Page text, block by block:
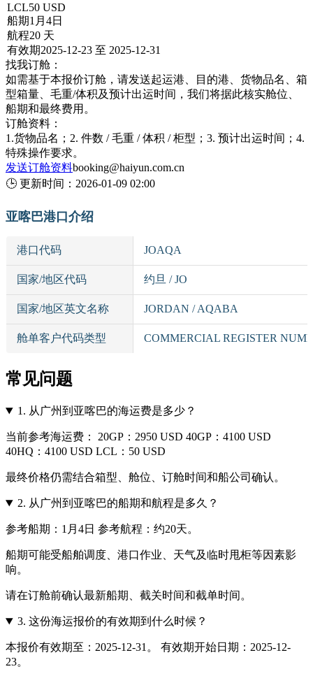
LCL50 USD
船期1月4日
航程20 天
有效期2025-12-23 至 2025-12-31
找我订舱：
如需基于本报价订舱，请发送起运港、目的港、货物品名、箱
型箱量、毛重/体积及预计出运时间，我们将据此核实舱位、
船期和最终费用。
订舱资料：
1.货物品名；2. 件数 / 毛重 / 体积 / 柜型；3. 预计出运时间；4.
特殊操作要求。
发送订舱资料booking@haiyun.com.cn
🕒 更新时间： 2026-01-09 02:00
亚喀巴港口介绍
港口代码 JOAQA
国家/地区代码 约旦 / JO
国家/地区英文名称 JORDAN / AQABA
舱单客户代码类型 COMMERCIAL REGISTER
常见问题
1. 从广州到亚喀巴的海运费是多少？
当前参考海运费： 20GP：2950 USD 40GP：4100 USD
40HQ：4100 USD LCL：50 USD
最终价格仍需结合箱型、舱位、订舱时间和船公司确认。
2. 从广州到亚喀巴的船期和航程是多久？
参考船期：1月4日 参考航程：约20天。
船期可能受船舶调度、港口作业、天气及临时甩柜等因素影
响。
请在订舱前确认最新船期、截关时间和截单时间。
3. 这份海运报价的有效期到什么时候？
本报价有效期至：2025-12-31。 有效期开始日期：2025-12-
23。